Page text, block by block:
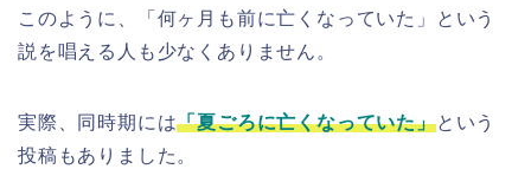
このように、「何ヶ月も前に亡くなっていた」という
説を唱える人も少なくありません。
実際、同時期には「夏ごろに亡くなっていた」という
投稿もありました。